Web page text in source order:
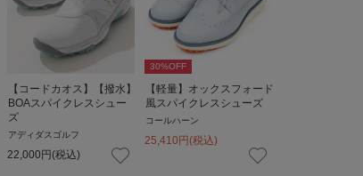
【コードカオス】【撥水】
BOAスパイクレスシュー
ズ
アディダスゴルフ
22,000円(税込)
30%OFF
【軽量】オックスフォード
風スパイクレスシューズ
コールハーン
25,410円(税込)